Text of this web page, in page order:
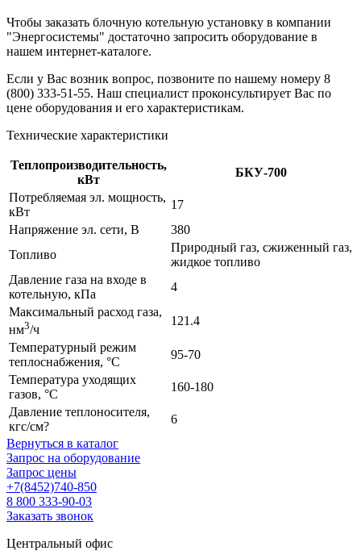
Чтобы заказать блочную котельную установку в компании
"Энергосистемы" достаточно запросить оборудование в
нашем интернет-каталоге.
Если у Вас возник вопрос, позвоните по нашему номеру 8
(800) 333-51-55. Наш специалист проконсультирует Вас по
цене оборудования и его характеристикам.
Технические характеристики
Теплопроизводительность,
кВт
БКУ-700
Потребляемая эл. мощность,
кВт
17
Напряжение эл. сети, В
380
Топливо
Природный газ, сжиженный газ,
жидкое топливо
Давление газа на входе в
котельную, кПа
4
Максимальный расход газа,
нм3/ч
121.4
Температурный режим
теплоснабжения, °С
95-70
Температура уходящих
газов, °С
160-180
Давление теплоносителя,
кгс/см?
6
Вернуться в каталог
Запрос на оборудование
Запрос цены
+7(8452)740-850
8 800 333-90-03
Заказать звонок
Центральный офис